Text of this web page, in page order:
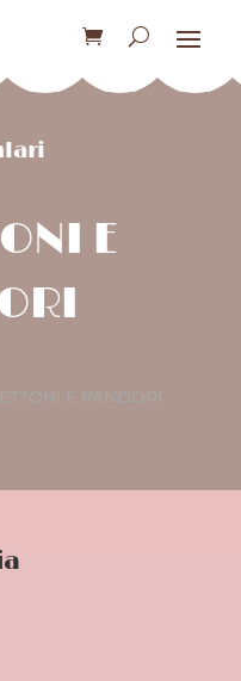
E
E PANDORI